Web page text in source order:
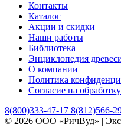
Контакты
Каталог
Акции и скидки
Наши работы
Библиотека
Энциклопедия
О компании
Политика
Согласие на
8(800)333-47-17 8(812)566-
© 2026 ООО «РичВуд» |